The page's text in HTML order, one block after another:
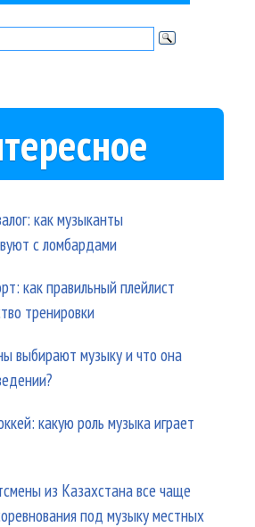
как музыканты
с ломбардами
как правильный плейлист
тренировки
выбирают музыку и что она
какую роль музыка играет
из Казахстана все чаще
под музыку местных